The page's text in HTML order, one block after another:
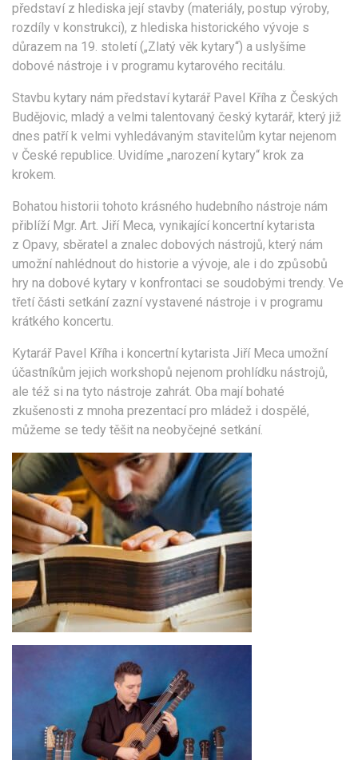
představí z hlediska její stavby (materiály, postup výroby,
rozdíly v konstrukci), z hlediska historického vývoje s
důrazem na 19. století („Zlatý věk kytary“) a uslyšíme
dobové nástroje i v programu kytarového recitálu.
Stavbu kytary nám představí kytarář Pavel Kříha z Českých
Budějovic, mladý a velmi talentovaný český kytarář, který již
dnes patří k velmi vyhledávaným stavitelům kytar nejenom
v České republice. Uvidíme „narození kytary“ krok za
krokem.
Bohatou historii tohoto krásného hudebního nástroje nám
přiblíží Mgr. Art. Jiří Meca, vynikající koncertní kytarista
z Opavy, sběratel a znalec dobových nástrojů, který nám
umožní nahlédnout do historie a vývoje, ale i do způsobů
hry na dobové kytary v konfrontaci se soudobými trendy. Ve
třetí části setkání zazní vystavené nástroje i v programu
krátkého koncertu.
Kytarář Pavel Kříha i koncertní kytarista Jiří Meca umožní
účastníkům jejich workshopů nejenom prohlídku nástrojů,
ale též si na tyto nástroje zahrát. Oba mají bohaté
zkušenosti z mnoha prezentací pro mládež i dospělé,
můžeme se tedy těšit na neobyčejné setkání.